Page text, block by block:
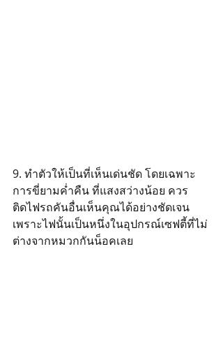
9. ทำตัวให้เป็นที่เห็นเด่นชัด โดยเฉพาะ
การขี่ยามค่ำคืน ที่แสงสว่างน้อย ควร
ติดไฟรถคันอื่นเห็นคุณได้อย่างชัดเจน
เพราะไฟนั้นเป็นหนึ่งในอุปกรณ์เซฟตี้ที่ไม่
ต่างจากหมวกกันน็อคเลย